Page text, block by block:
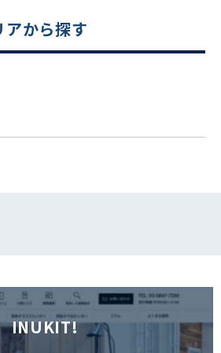
平日 9:00〜18:00
から探す
INUKIT!